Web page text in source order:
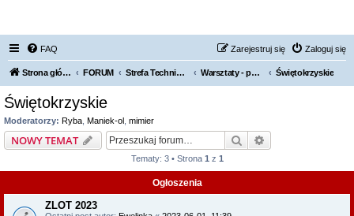
FAQ Zaloguj się
Zarejestruj się
Strona główna KLUBU FORUM Strefa Techniczna Warsztaty - polecamy, odradzamy Świętokrzyskie
Świętokrzyskie
Moderatorzy: Ryba Maniek-ol mimier
NOWY TEMAT Szukaj
Tematy: 3 • Strona 1 z 1
Ogłoszenia
ZLOT 2023